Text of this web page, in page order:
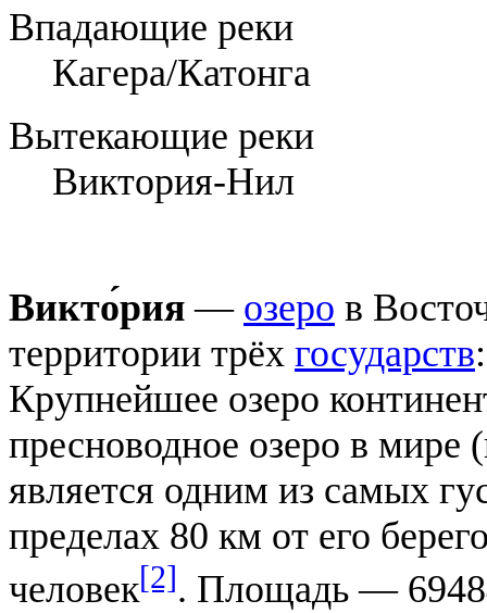
Впадающие реки
Кагера/Катонга
Вытекающие реки
Виктория-Нил
Викто́рия — озеро в
территории трёх государств
Крупнейшее озеро
пресноводное озеро в мире
является одним из самых
пределах 80 км от его
человек[2]. Площадь —